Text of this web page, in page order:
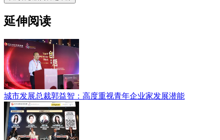
延伸阅读
城市发展总裁郭益智：高度重视青年企业家发展潜能